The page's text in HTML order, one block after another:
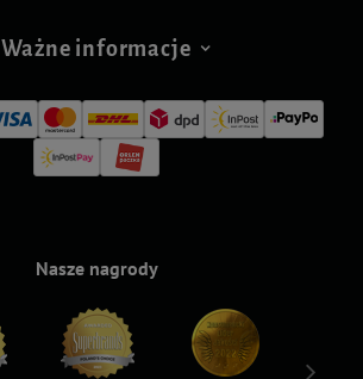
Ważne informacje
Nasze nagrody